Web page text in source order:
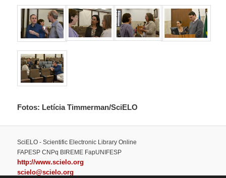
Fotos: Letícia Timmerman/SciELO
SciELO - Scientific Electronic Library Online
FAPESP CNPq BIREME FapUNIFESP
http://www.scielo.org
scielo@scielo.org